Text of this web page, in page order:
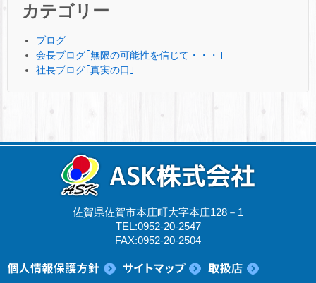
カテゴリー
ブログ
会長ブログ｢無限の可能性を信じて・・・｣
社長ブログ｢真実の口｣
佐賀県佐賀市本庄町大字本庄128－1
TEL:0952-20-2547
FAX:0952-20-2504